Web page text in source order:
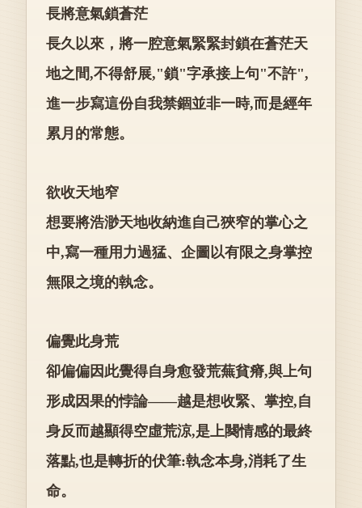
長將意氣鎖蒼茫
長久以來，將一腔意氣緊緊封鎖在蒼茫天
地之間,不得舒展,"鎖"字承接上句"不許",
進一步寫這份自我禁錮並非一時,而是經年
累月的常態。
欲收天地窄
想要將浩渺天地收納進自己狹窄的掌心之
中,寫一種用力過猛、企圖以有限之身掌控
無限之境的執念。
偏覺此身荒
卻偏偏因此覺得自身愈發荒蕪貧瘠,與上句
形成因果的悖論——越是想收緊、掌控,自
身反而越顯得空虛荒涼,是上闋情感的最終
落點,也是轉折的伏筆:執念本身,消耗了生
命。